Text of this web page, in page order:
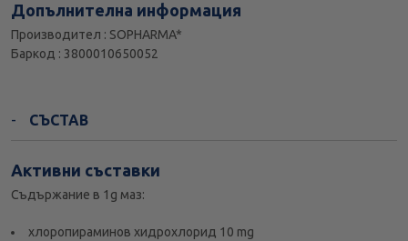
Допълнителна информация
Производител : SOPHARMA*
Баркод : 3800010650052
СЪСТАВ
Активни съставки
Съдържание в 1g маз:
хлоропираминов хидрохлорид 10 mg